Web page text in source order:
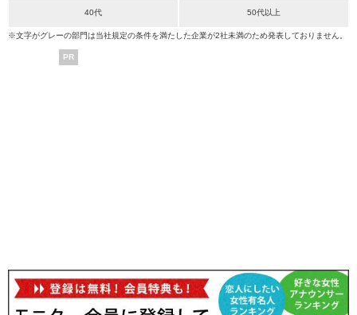
40代 50代以上
※文字がグレーの部門は当社規定の条件を満たした企業が2社未満のため発表しておりません。
PR